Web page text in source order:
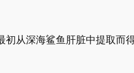
从深海鲨鱼肝脏中提取而